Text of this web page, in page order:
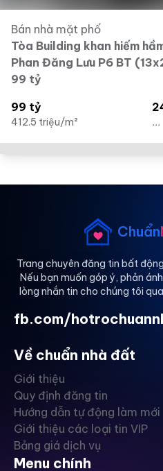
Bán nhà mặt phố
Tòa Building khan hiếm
Phan Đăng Lưu P6 BT
99 tỷ
99 tỷ
412.5 triệu/m² ...
Chuẩn
Trang chuyên đăng tin bất
Nếu bạn muốn góp ý, phản
lòng nhắn tin cho chúng tôi
fb.com/
Về chuẩn nhà đất
Giới thiệu
Quy định đăng tin
Hướng dẫn tự động làm mới
Giới thiệu các loại tin VIP
Bảng giá dịch vụ
Menu chính